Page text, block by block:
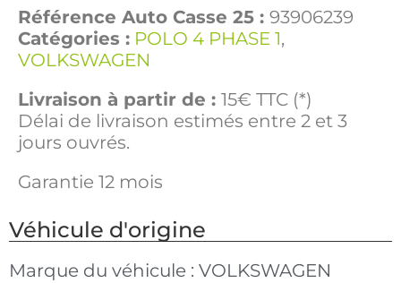
Référence Auto Casse 25 : 93906239
Catégories : POLO 4 PHASE 1,
VOLKSWAGEN
Livraison à partir de : 15€ TTC (*)
Délai de livraison estimés entre 2 et 3
jours ouvrés.
Garantie 12 mois
Véhicule d'origine
Marque du véhicule : VOLKSWAGEN